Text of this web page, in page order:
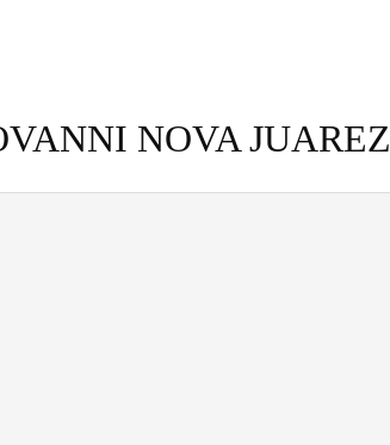
NOVA JUAREZ